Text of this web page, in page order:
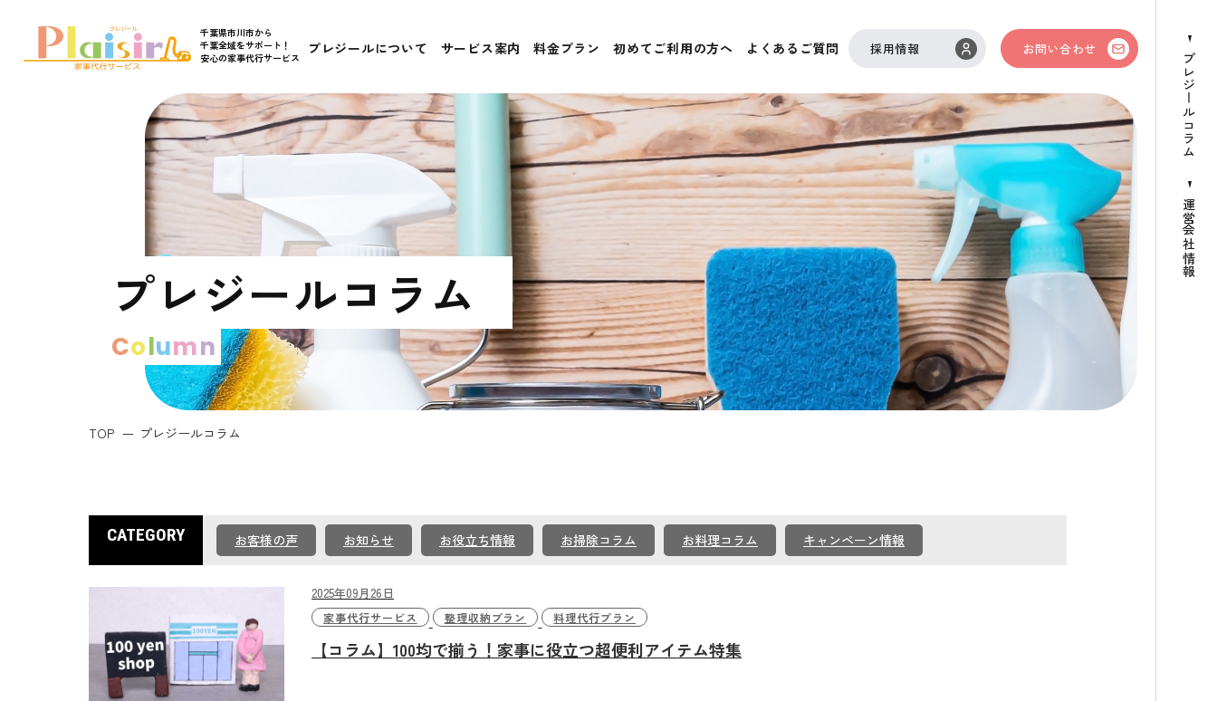
千葉県市川市から
千葉全域をサポート！
安心の家事代行サービス
プレジールについて サービス案内 料金プラン 初めてご利用の方へ よくあるご質問 採用情報 お問い合わせ
プレジールコラム
運営会社情報
プレジールコラム
Column
TOP プレジールコラム
CATEGORY お客様の声 お知らせ お役立ち情報 お掃除コラム お料理コラム キャンペーン情報
2025年09月26日
家事代行サービス 整理収納プラン 料理代行プラン
【コラム】100均で揃う！家事に役立つ超便利アイテム特集